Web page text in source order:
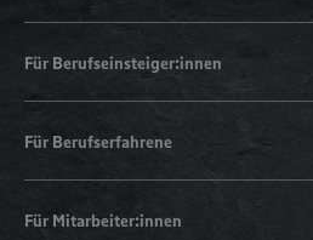
Für Berufseinsteiger:innen
Für Berufserfahrene
Für Mitarbeiter:innen